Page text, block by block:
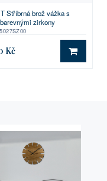
Stříbrná brož vážka s
zirkony
Kč DO